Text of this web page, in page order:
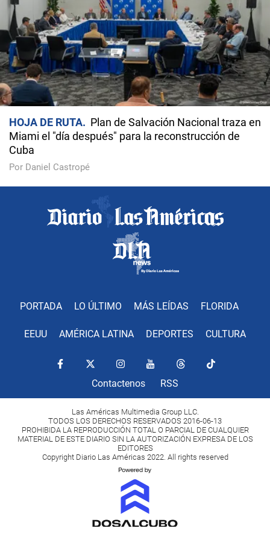
HOJA DE RUTA
Plan de Salvación Nacional traza en
Miami el "día después" para la reconstrucción de
Cuba
Por Daniel Castropé
PORTADA LO ÚLTIMO MÁS LEÍDAS FLORIDA
EEUU AMÉRICA LATINA DEPORTES CULTURA
Contactenos RSS
Las Américas Multimedia Group LLC.
TODOS LOS DERECHOS RESERVADOS 2016-06-13
PROHIBIDA LA REPRODUCCIÓN TOTAL O PARCIAL DE CUALQUIER
MATERIAL DE ESTE DIARIO SIN LA AUTORIZACIÓN EXPRESA DE LOS
EDITORES
Copyright Diario Las Américas 2022. All rights reserved